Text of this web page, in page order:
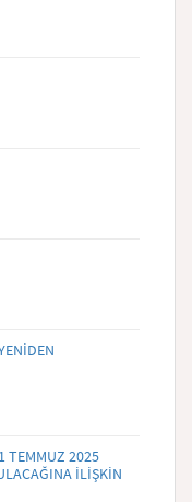
TEMMUZ 2025
İLİŞKİN